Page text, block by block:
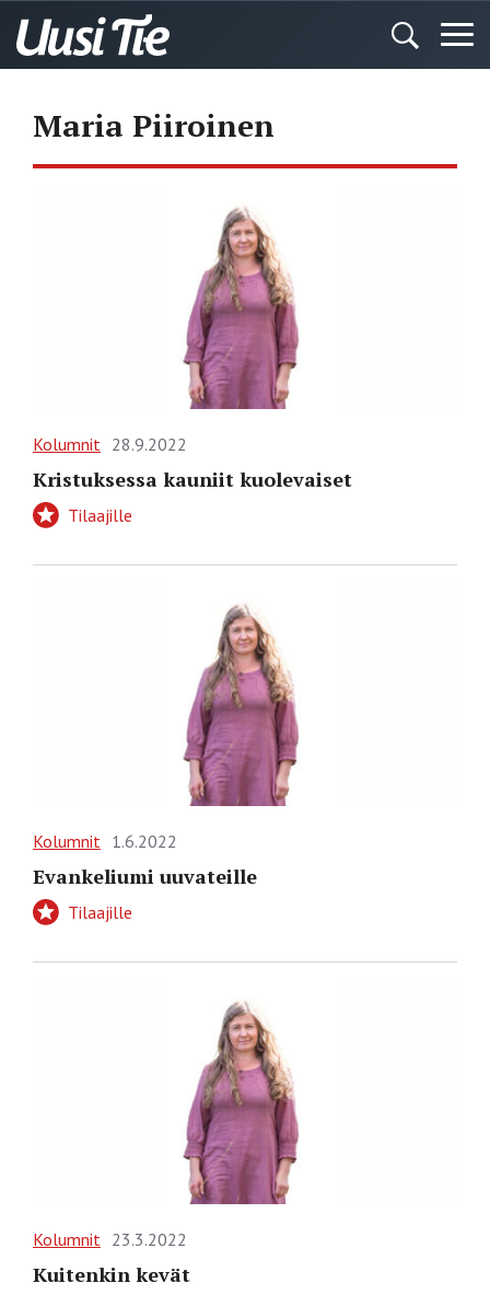
Maria Piiroinen
Kolumnit 28.9.2022
Kristuksessa kauniit kuolevaiset
Tilaajille
Kolumnit 1.6.2022
Evankeliumi uuvateille
Tilaajille
Kolumnit 23.3.2022
Kuitenkin kevät